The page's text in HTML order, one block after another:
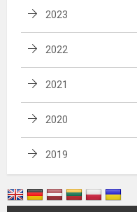
2023
2022
2021
2020
2019